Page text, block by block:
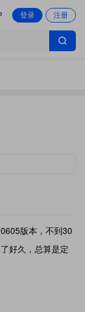
登录 注册
版本，不到30
好久，总算是定